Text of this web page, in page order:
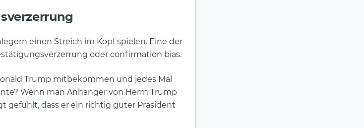
einen Streich im Kopf spielen. Eine der
oder confirmation bias.
Trump mitbekommen und jedes Mal
Wenn man Anhänger von Herrn Trump
gefühlt, dass er ein richtig guter Präsident